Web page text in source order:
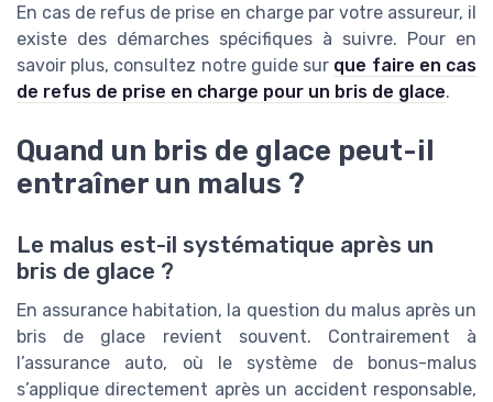
En cas de refus de prise en charge par votre assureur, il
existe des démarches spécifiques à suivre. Pour en
savoir plus, consultez notre guide sur que faire en cas
de refus de prise en charge pour un bris de glace.
Quand un bris de glace peut-il
entraîner un malus ?
Le malus est-il systématique après un
bris de glace ?
En assurance habitation, la question du malus après un
bris de glace revient souvent. Contrairement à
l’assurance auto, où le système de bonus-malus
s’applique directement après un accident responsable,